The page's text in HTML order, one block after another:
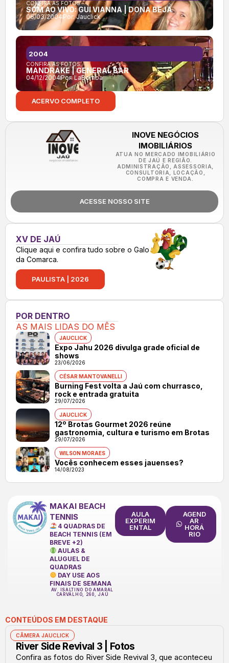
CONFIRA AS FOTOS:
SOM AO VIVO: GUI VIANNA | DONA BEJA
06/03/2004Por:Jauclick
CONFIRA AS FOTOS:
MANDRAKE | GENERAL BAR
04/12/2004Por:LaBomba
2004
ACERVO COMPLETO
INOVE NEGÓCIOS
IMOBILIÁRIOS
ATUA NO MERCADO IMOBILIÁRIO
DE JAÚ E REGIÃO.
ADMINISTRAÇÃO, ASSESSORIA,
CONSULTORIA, LOCAÇÃO,
COMPRA E VENDA.
ACESSE NOSSO SITE
XV DE JAÚ
Clique aqui e confira tudo sobre o Galo
da Comarca.
PAULISTA | 2026
POR DENTRO
AS MAIS LIDAS DO MÊS
JAUCLICK
Expo Jahu 2026 divulga grade oficial de
shows
23/06/2026
CÉSAR MANTOVANELLI
Burning Fest volta a Jaú com churrasco,
rock e entrada gratuita
29/07/2026
JAUCLICK
12º Brotas Gourmet 2026 reúne
gastronomia, cultura e turismo em Brotas
29/07/2026
WILSON MORAES
Vocês conhecem esses jauenses?
14/08/2023
MAKAI BEACH
TENNIS
4 QUADRAS DE
BEACH TENNIS (EM
BREVE +2)
AULAS &
ALUGUEL DE
QUADRAS
DAY USE AOS
FINAIS DE SEMANA
AV. ISALTINO DO AMARAL
CARVALHO, 260, JAÚ
AULA
EXPERIM
ENTAL
AGEND
AR
HORÁ
RIO
CONTEÚDOS EM DESTAQUE
CÂMERA JAUCLICK
River Side Revival 3 | Fotos
Confira as fotos do River Side Revival 3, que aconteceu